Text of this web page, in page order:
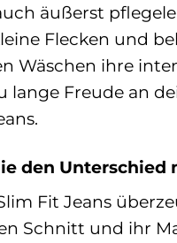
äußerst
Flecken und
Wäschen ihre
lange Freude an
den Unterschied
Fit Jeans
Schnitt und ihr